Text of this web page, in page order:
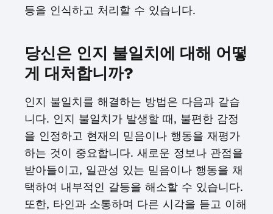
등을 인식하고 처리할 수 있습니다.
당신은 인지 불일치에 대해 어떻
게 대처합니까?
인지 불일치를 해결하는 방법은 다음과 같습
니다. 인지 불일치가 발생할 때, 불편한 감정
을 인정하고 현재의 믿음이나 행동을 재평가
하는 것이 중요합니다. 새로운 정보나 관점을
받아들이고, 일관성 있는 믿음이나 행동을 채
택하여 내부적인 갈등을 해소할 수 있습니다.
또한, 타인과 소통하며 다른 시각을 듣고 이해